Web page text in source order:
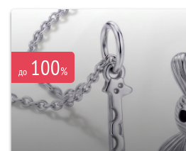
до 100%